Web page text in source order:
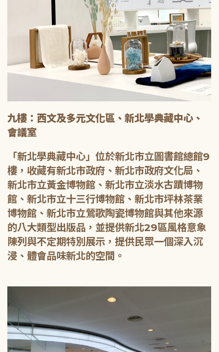
九樓：西文及多元文化區、新北學典藏中心、
會議室
「新北學典藏中心」位於新北市立圖書館總館9
樓，收藏有新北市政府、新北市政府文化局、
新北市立黃金博物館、新北市立淡水古蹟博物
館、新北市立十三行博物館、新北市坪林茶業
博物館、新北市立鶯歌陶瓷博物館與其他來源
的八大類型出版品，並提供新北29區風格意象
陳列與不定期特別展示，提供民眾一個深入沉
浸、體會品味新北的空間。